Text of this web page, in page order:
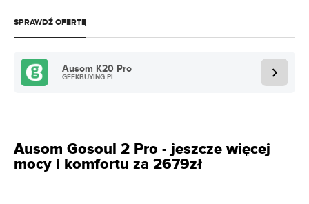
SPRAWDŹ OFERTĘ
Ausom K20 Pro
GEEKBUYING.PL
Ausom Gosoul 2 Pro - jeszcze więcej
mocy i komfortu za 2679zł